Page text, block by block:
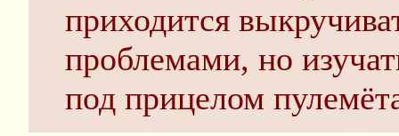
приходится
проблемами, но
под прицелом